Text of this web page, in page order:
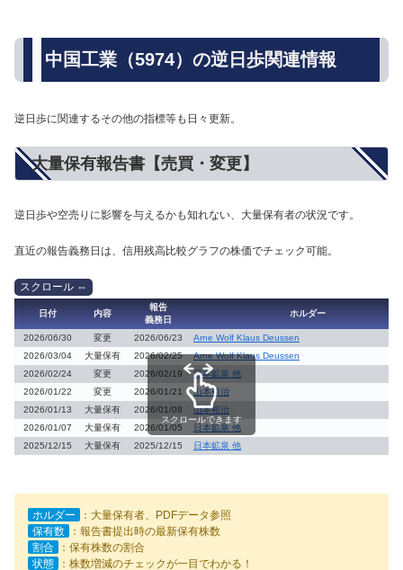
中国工業（5974）の逆日歩関連情報
逆日歩に関連するその他の指標等も日々更新。
大量保有報告書【売買・変更】
逆日歩や空売りに影響を与えるかも知れない、大量保有者の状況です。
直近の報告義務日は、信用残高比較グラフの株価でチェック可能。
日付 内容
報告
義務日
ホルダー
2026/06/30 変更 2026/06/23
Arne Wolf Klaus Deussen
2026/03/04
大量保有 2026/02/25
Arne Wolf Klaus Deussen
2026/02/24
変更 2026/02/19
日本鉱泉 他
2026/01/22
変更 2026/01/21
山本裕治
2026/01/13
大量保有 2026/01/08
山本裕治
2026/01/07
大量保有 2026/01/05
日本鉱泉 他
2025/12/15
大量保有 2025/12/15 日本鉱泉 他
スクロールできます
ホルダー
：大量保有者、PDFデータ参照
保有数
：報告書提出時の最新保有株数
割合
：保有株数の割合
状態
：株数増減のチェックが一目でわかる！